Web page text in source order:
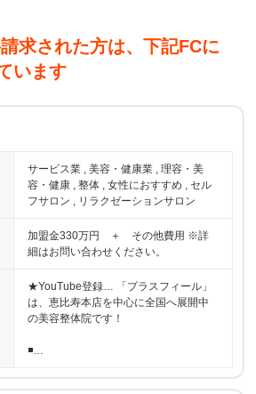
求された方は、下記FCに
います
サービス業 , 美容・健康業 , 理容・美
容・健康 , 整体 , 女性におすすめ , セル
フサロン , リラクゼーションサロン
加盟金330万円 ＋ その他費用 ※詳
細はお問い合わせください。
★YouTube登録… 「プラスフィール」
は、恵比寿本店を中心に全国へ展開中
の美容整体院です！
◾…